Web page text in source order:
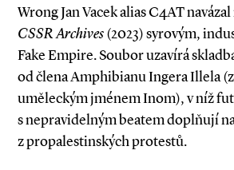
Wrong Jan Vacek alias C4AT
CSSR Archives(2023) syrovým,
Fake Empire. Soubor uzavírá
od člena Amphibianu Ingera Illela
uměleckým jménem Inom), v níž
s nepravidelným beatem doplňují
z propalestinských protestů.